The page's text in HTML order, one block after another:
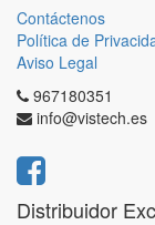
Contáctenos
Política de
Aviso Legal
967180351
info@vistech.es
Distribuidor